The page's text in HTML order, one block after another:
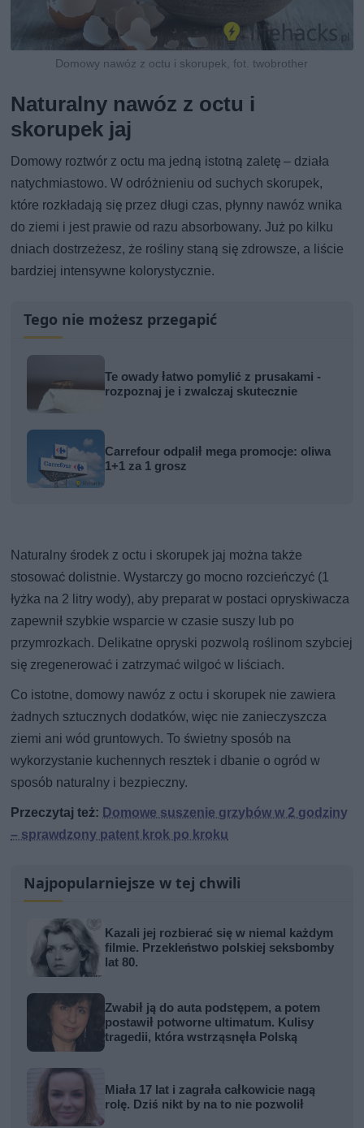
Domowy nawóz z octu i skorupek, fot. twobrother
Naturalny nawóz z octu i
skorupek jaj
Domowy roztwór z octu ma jedną istotną zaletę – działa
natychmiastowo. W odróżnieniu od suchych skorupek,
które rozkładają się przez długi czas, płynny nawóz wnika
do ziemi i jest prawie od razu absorbowany. Już po kilku
dniach dostrzeżesz, że rośliny staną się zdrowsze, a liście
bardziej intensywne kolorystycznie.
Tego nie możesz przegapić
Te owady łatwo pomylić z prusakami -
rozpoznaj je i zwalczaj skutecznie
Carrefour odpalił mega promocje: oliwa
1+1 za 1 grosz
Naturalny środek z octu i skorupek jaj można także
stosować dolistnie. Wystarczy go mocno rozcieńczyć (1
łyżka na 2 litry wody), aby preparat w postaci opryskiwacza
zapewnił szybkie wsparcie w czasie suszy lub po
przymrozkach. Delikatne opryski pozwolą roślinom szybciej
się zregenerować i zatrzymać wilgoć w liściach.
Co istotne, domowy nawóz z octu i skorupek nie zawiera
żadnych sztucznych dodatków, więc nie zanieczyszcza
ziemi ani wód gruntowych. To świetny sposób na
wykorzystanie kuchennych resztek i dbanie o ogród w
sposób naturalny i bezpieczny.
Przeczytaj też: Domowe suszenie grzybów w 2 godziny
– sprawdzony patent krok po kroku
Najpopularniejsze w tej chwili
Kazali jej rozbierać się w niemal każdym
filmie. Przekleństwo polskiej seksbomby
lat 80.
Zwabił ją do auta podstępem, a potem
postawił potworne ultimatum. Kulisy
tragedii, która wstrząsnęła Polską
Miała 17 lat i zagrała całkowicie nagą
rolę. Dziś nikt by na to nie pozwolił